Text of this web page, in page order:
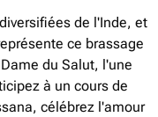
de l'Inde, et
ce brassage
du Salut, l'une
à un cours de
célébrez l'amour